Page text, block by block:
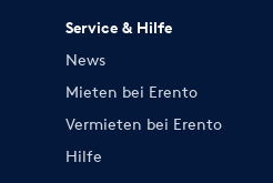
Service & Hilfe
News
Mieten bei Erento
Vermieten bei Erento
Hilfe